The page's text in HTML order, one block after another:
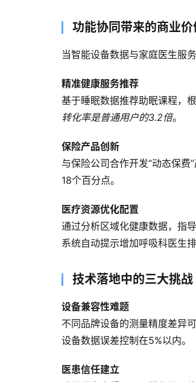
功能协同带来的商业
当智能设备数据与家庭医生服
精准健康服务推荐
基于睡眠数据推荐助眠课程，
转化率是普通用户的3.2倍。
保险产品创新
与保险公司合作开发“动态保
18个百分点。
医疗资源优化配置
通过分析区域化健康数据，指
系统自动提示增加呼吸科医生排
技术落地中的三大挑战
设备兼容性难题
不同品牌设备的测量精度差异
设备数据误差控制在5%以内。
医患信任建立